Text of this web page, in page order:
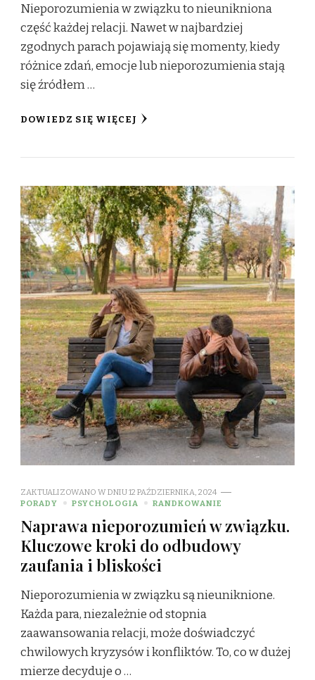
Nieporozumienia w związku to nieunikniona
część każdej relacji. Nawet w najbardziej
zgodnych parach pojawiają się momenty, kiedy
różnice zdań, emocje lub nieporozumienia stają
się źródłem …
DOWIEDZ SIĘ WIĘCEJ
ZAKTUALIZOWANO W DNIU12 PAŹDZIERNIKA, 2024
PORADY
PSYCHOLOGIA RANDKOWANIE
Naprawa nieporozumień w związku.
Kluczowe kroki do odbudowy
zaufania i bliskości
Nieporozumienia w związku są nieuniknione.
Każda para, niezależnie od stopnia
zaawansowania relacji, może doświadczyć
chwilowych kryzysów i konfliktów. To, co w dużej
mierze decyduje o …